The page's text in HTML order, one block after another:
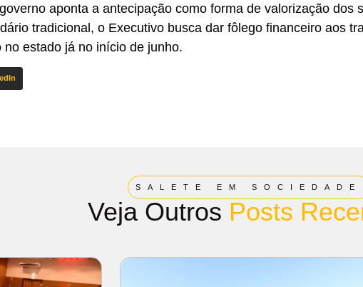
aponta a antecipação como forma de valorização dos
tradicional, o Executivo busca dar fôlego financeiro aos
estado já no início de junho.
SALETE EM SOCIEDADE
Veja Outros Posts